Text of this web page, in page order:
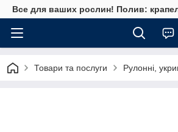
Все для ваших рослин! Полив:
Товари та послуги Рулонні,